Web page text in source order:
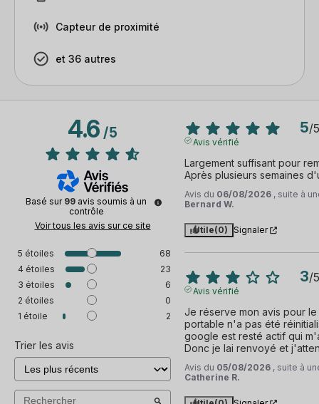
Capteur de proximité
et 36 autres
4.6/5
Basé sur 99 avis soumis à un
contrôle
Voir tous les avis sur ce site
5 étoiles
68
4 étoiles
23
3 étoiles
6
2 étoiles
0
1 étoile 2
Trier les avis
5/5
Avis vérifié
Largement suffisant pour
Après plusieurs semaines
Avis du 06/08/2026 , suite à
Bernard W.
Utile(0) Signaler
3/5
Avis vérifié
Je réserve mon avis pour le
portable n'a pas été
google est resté actif qui
Donc je lai renvoyé et
Avis du 05/08/2026 , suite à
Catherine R.